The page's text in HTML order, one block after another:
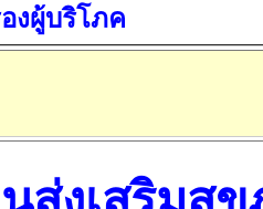
งผู้บริโภค